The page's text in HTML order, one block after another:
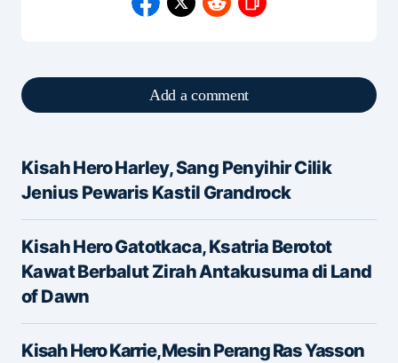
Add a comment
Alamat email Anda tidak akan dipublikasikan.
Ruas yang wajib ditandai*
Message*
Kisah Hero Harley, Sang Penyihir Cilik
Jenius Pewaris Kastil Grandrock
Kisah Hero Gatotkaca, Ksatria Berotot
Kawat Berbalut Zirah Antakusuma di Land
of Dawn
Kisah Hero Karrie, Mesin Perang Ras Yasson